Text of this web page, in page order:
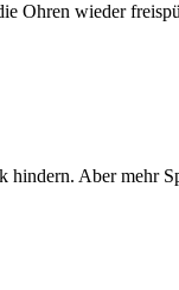
Ohren wieder
Aber mehr